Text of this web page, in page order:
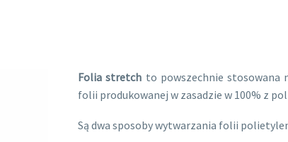
Folia stretch to powszechnie
folii produkowanej w zasadzie w 100% z
Są dwa sposoby wytwarzania folii